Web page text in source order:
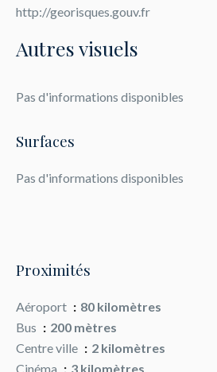
http://georisques.gouv.fr
Autres visuels
Pas d'informations disponibles
Surfaces
Pas d'informations disponibles
Proximités
Aéroport
80 kilomètres
Bus
200 mètres
Centre ville
2 kilomètres
Cinéma
3 kilomètres